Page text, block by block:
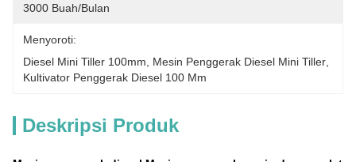
3000 Buah/bulan
Menyoroti:
Diesel Mini Tiller 100mm
Mesin Penggerak Diesel Mini Tiller
Kultivator Penggerak Diesel 100 Mm
Deskripsi Produk